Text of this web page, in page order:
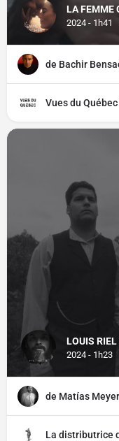
LA FEMME
2024 - 1h41
de Bachir
Vues du
LOUIS RIEL
2024 - 1h23
de Matías Meyer
La distributrice